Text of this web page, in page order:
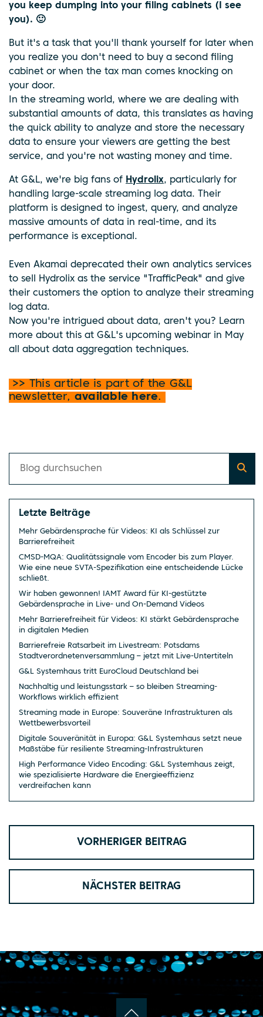
you keep dumping into your filing cabinets (I see
you). 🙂
But it's a task that you'll thank yourself for later when
you realize you don't need to buy a second filing
cabinet or when the tax man comes knocking on
your door.
In the streaming world, where we are dealing with
substantial amounts of data, this translates as having
the quick ability to analyze and store the necessary
data to ensure your viewers are getting the best
service, and you're not wasting money and time.
At G&L, we're big fans of Hydrolix, particularly for
handling large-scale streaming log data. Their
platform is designed to ingest, query, and analyze
massive amounts of data in real-time, and its
performance is exceptional.
Even Akamai deprecated their own analytics services
to sell Hydrolix as the service "TrafficPeak" and give
their customers the option to analyze their streaming
log data.
Now you're intrigued about data, aren't you? Learn
more about this at G&L's upcoming webinar in May
all about data aggregation techniques.
>> This article is part of the G&L
newsletter, available here.
Letzte Beiträge
Mehr Gebärdensprache für Videos: KI als Schlüssel zur
Barrierefreiheit
CMSD-MQA: Qualitätssignale vom Encoder bis zum Player.
Wie eine neue SVTA-Spezifikation eine entscheidende Lücke
schließt.
Wir haben gewonnen! IAMT Award für KI-gestützte
Gebärdensprache in Live- und On-Demand Videos
Mehr Barrierefreiheit für Videos: KI stärkt Gebärdensprache
in digitalen Medien
Barrierefreie Ratsarbeit im Livestream: Potsdams
Stadtverordnetenversammlung – jetzt mit Live-Untertiteln
G&L Systemhaus tritt EuroCloud Deutschland bei
Nachhaltig und leistungsstark – so bleiben Streaming-
Workflows wirklich effizient
Streaming made in Europe: Souveräne Infrastrukturen als
Wettbewerbsvorteil
Digitale Souveränität in Europa: G&L Systemhaus setzt neue
Maßstäbe für resiliente Streaming-Infrastrukturen
High Performance Video Encoding: G&L Systemhaus zeigt,
wie spezialisierte Hardware die Energieeffizienz
verdreifachen kann
VORHERIGER BEITRAG
NÄCHSTER BEITRAG